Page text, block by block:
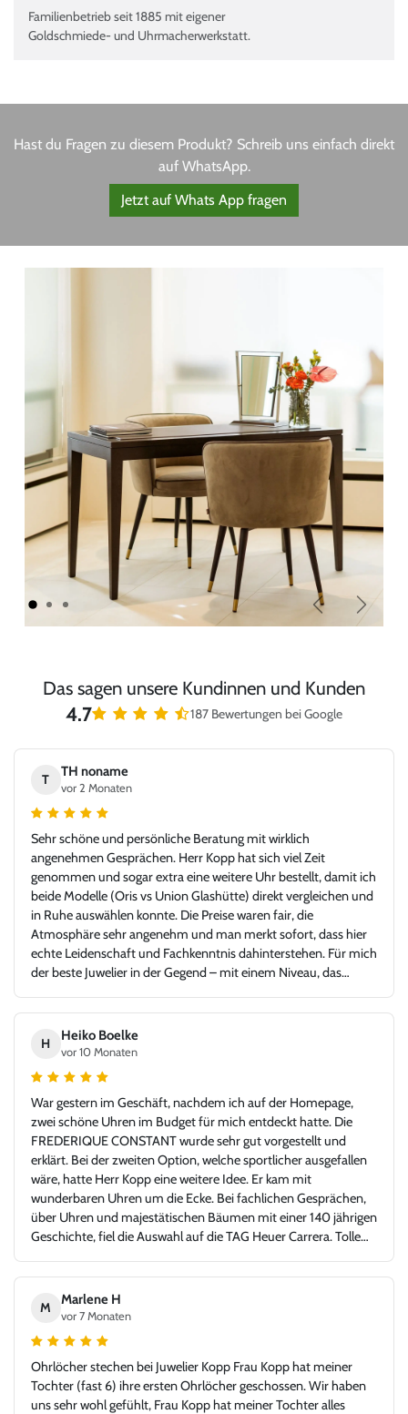
Familienbetrieb seit 1885 mit eigener
Goldschmiede- und Uhrmacherwerkstatt.
Hast du Fragen zu diesem Produkt? Schreib uns einfach direkt
auf WhatsApp.
Jetzt auf Whats App fragen
Zurück Weiter
Das sagen unsere Kundinnen und Kunden
4.7 187 Bewertungen bei Google
T
TH noname
vor 2 Monaten
Sehr schöne und persönliche Beratung mit wirklich
angenehmen Gesprächen. Herr Kopp hat sich viel Zeit
genommen und sogar extra eine weitere Uhr bestellt, damit ich
beide Modelle (Oris vs Union Glashütte) direkt vergleichen und
in Ruhe auswählen konnte. Die Preise waren fair, die
Atmosphäre sehr angenehm und man merkt sofort, dass hier
echte Leidenschaft und Fachkenntnis dahinterstehen. Für mich
der beste Juwelier in der Gegend – mit einem Niveau, das
sehr froh, Juwelier Kopp gefunden zu haben, und werde
definitiv wiederkommen. Klare Empfehlung!
H
Heiko Boelke
vor 10 Monaten
War gestern im Geschäft, nachdem ich auf der Homepage,
zwei schöne Uhren im Budget für mich entdeckt hatte. Die
FREDERIQUE CONSTANT wurde sehr gut vorgestellt und
erklärt. Bei der zweiten Option, welche sportlicher ausgefallen
wäre, hatte Herr Kopp eine weitere Idee. Er kam mit
wunderbaren Uhren um die Ecke. Bei fachlichen Gesprächen,
über Uhren und majestätischen Bäumen mit einer 140 jährigen
Geschichte, fiel die Auswahl auf die TAG Heuer Carrera. Tolle
M
Marlene H
vor 7 Monaten
Ohrlöcher stechen bei Juwelier Kopp Frau Kopp hat meiner
Tochter (fast 6) ihre ersten Ohrlöcher geschossen. Wir haben
uns sehr wohl gefühlt, Frau Kopp hat meiner Tochter alles